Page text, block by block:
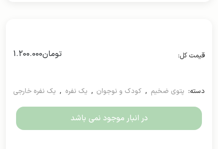
تومان1.200.000
دسته: پتوی ضخیم , کودک و نوجوان , یک نفره , یک نفره خارجی
در انبار موجود نمی باشد